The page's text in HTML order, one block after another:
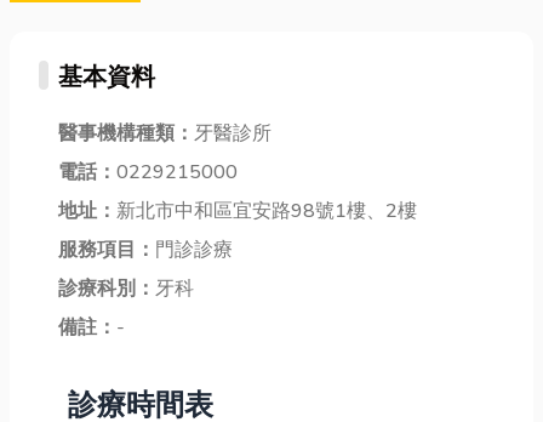
基本資料
醫事機構種類： 牙醫診所
電話： 0229215000
地址： 新北市中和區宜安路98號1樓、2樓
服務項目： 門診診療
診療科別： 牙科
備註： -
診療時間表